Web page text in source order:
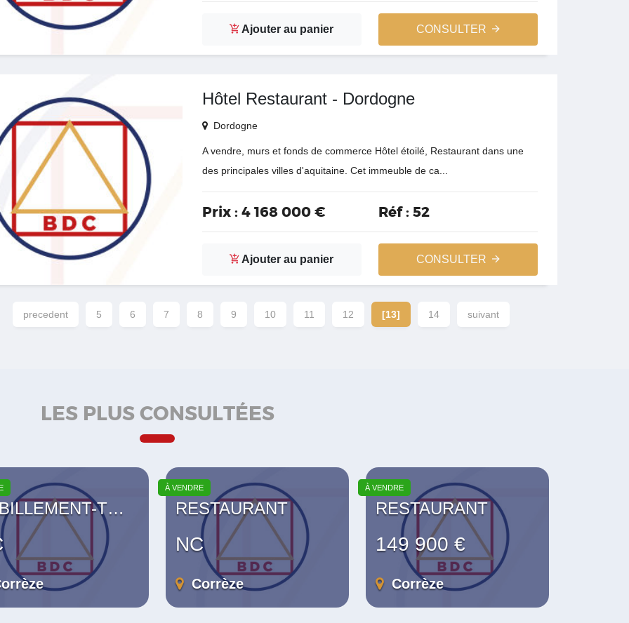
Ajouter au panier CONSULTER
Hôtel Restaurant - Dordogne
Dordogne
A vendre, murs et fonds de commerce Hôtel étoilé, Restaurant dans une
des principales villes d'aquitaine. Cet immeuble de ca...
Prix : 4 168 000 € Réf : 52
Ajouter au panier CONSULTER
precedent 5 6 7 8 9 10 11 12 [13] 14 suivant
LES PLUS CONSULTÉES
TEXTILE
À VENDRE
RESTAURANT
NC
Corrèze
À VENDRE
RESTAURANT
149 900 €
Corrèze